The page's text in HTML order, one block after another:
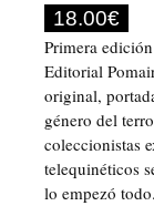
18.00€
Primera
Editorial
original,
género del
coleccionistas
telequinéticos
lo empezó todo.